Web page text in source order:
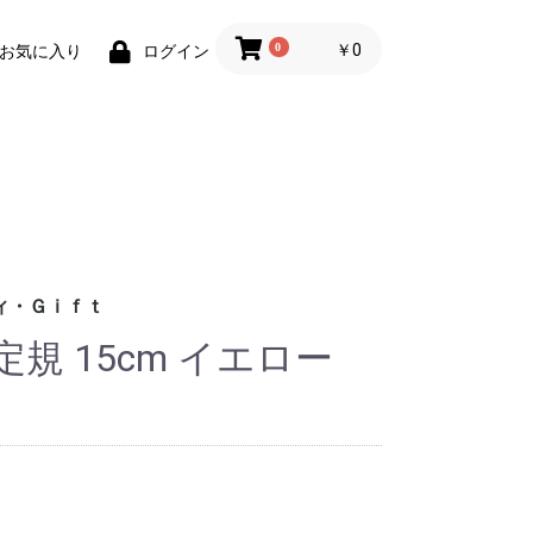
お気に入り ログイン 0 ￥0
・Ｇｉｆｔ
)
物
グッズ
ン小物
規 15cm イエロー